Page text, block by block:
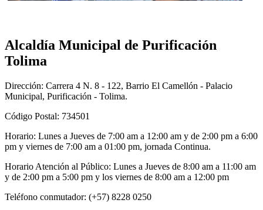
Alcaldía Municipal de Purificación
Tolima
Dirección: Carrera 4 N. 8 - 122, Barrio El Camellón - Palacio
Municipal, Purificación - Tolima.
Código Postal: 734501
Horario: Lunes a Jueves de 7:00 am a 12:00 am y de 2:00 pm a 6:00
pm y viernes de 7:00 am a 01:00 pm, jornada Continua.
Horario Atención al Público: Lunes a Jueves de 8:00 am a 11:00 am
y de 2:00 pm a 5:00 pm y los viernes de 8:00 am a 12:00 pm
Teléfono conmutador: (+57) 8228 0250